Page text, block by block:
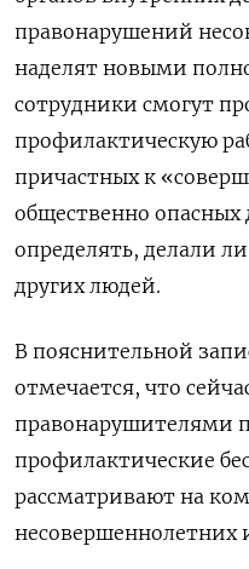
правонарушений
наделят новыми
сотрудники смогут
профилактическую
причастных к
общественно
определять, делали
других людей.
В пояснительной
отмечается, что
правонарушителями
профилактические
рассматривают на
несовершеннолетних